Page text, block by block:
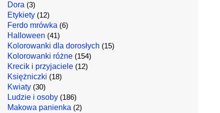
Dora (3)
Etykiety (12)
Ferdo mrówka (6)
Halloween (41)
Kolorowanki dla dorosłych (15)
Kolorowanki różne (154)
Krecik i przyjaciele (12)
Księżniczki (18)
Kwiaty (30)
Ludzie i osoby (186)
Makowa panienka (2)